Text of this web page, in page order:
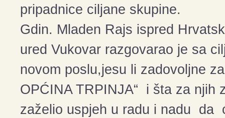
pripadnice ciljane skupine.
Gdin. Mladen Rajs ispred
ured Vukovar razgovarao je sa
novom poslu,jesu li zadovoljne
OPĆINA TRPINJA“ i šta za njih
zaželio uspjeh u radu i nadu da